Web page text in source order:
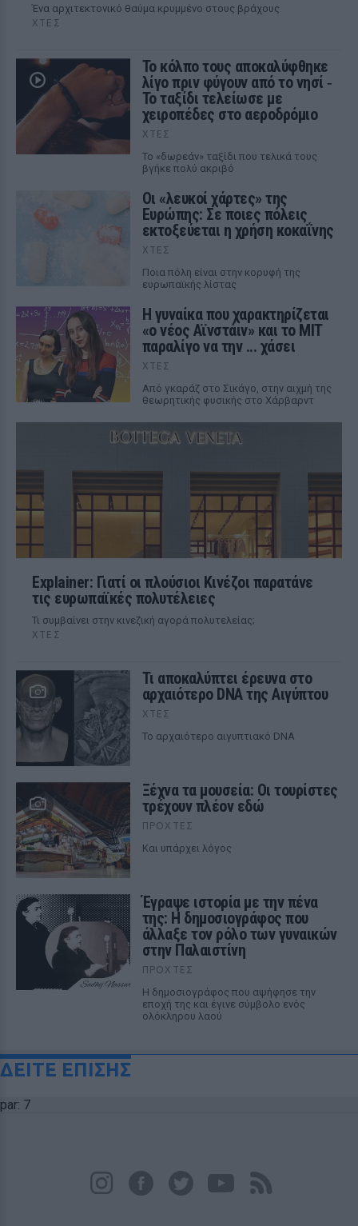
Ένα αρχιτεκτονικό θαύμα κρυμμένο στους βράχους
ΧΤΕΣ
Το κόλπο τους αποκαλύφθηκε
λίγο πριν φύγουν από το νησί ‑
Το ταξίδι τελείωσε με
χειροπέδες στο αεροδρόμιο
ΧΤΕΣ
Το «δωρεάν» ταξίδι που τελικά τους
βγήκε πολύ ακριβό
Οι «λευκοί χάρτες» της
Ευρώπης: Σε ποιες πόλεις
εκτοξεύεται η χρήση κοκαΐνης
ΧΤΕΣ
Ποια πόλη είναι στην κορυφή της
ευρωπαϊκής λίστας
Η γυναίκα που χαρακτηρίζεται
«ο νέος Αϊνστάιν» και το MIT
παραλίγο να την ... χάσει
ΧΤΕΣ
Από γκαράζ στο Σικάγο, στην αιχμή της
θεωρητικής φυσικής στο Χάρβαρντ
Explainer: Γιατί οι πλούσιοι Κινέζοι παρατάνε
τις ευρωπαϊκές πολυτέλειες
Τι συμβαίνει στην κινεζική αγορά πολυτελείας;
ΧΤΕΣ
Τι αποκαλύπτει έρευνα στο
αρχαιότερο DNA της Αιγύπτου
ΧΤΕΣ
Το αρχαιότερο αιγυπτιακό DNA
Ξέχνα τα μουσεία: Οι τουρίστες
τρέχουν πλέον εδώ
ΠΡΟΧΤΈΣ
Και υπάρχει λόγος
Έγραψε ιστορία με την πένα
της: Η δημοσιογράφος που
άλλαξε τον ρόλο των γυναικών
στην Παλαιστίνη
ΠΡΟΧΤΈΣ
Η δημοσιογράφος που αψήφησε την
εποχή της και έγινε σύμβολο ενός
ολόκληρου λαού
ΔΕΙΤΕ ΕΠΙΣΗΣ
par: 7